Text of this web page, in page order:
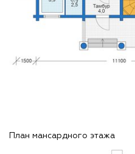
План мансардного этажа